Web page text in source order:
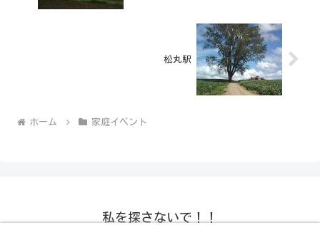
松丸駅
ホーム 家庭イベント
私を探さないで！！